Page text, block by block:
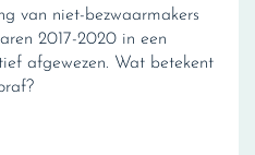
van niet-bezwaarmakers
2017-2020 in een
afgewezen. Wat betekent